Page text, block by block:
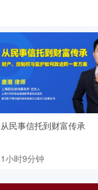
从民事信托到财富传承
1小时9分钟